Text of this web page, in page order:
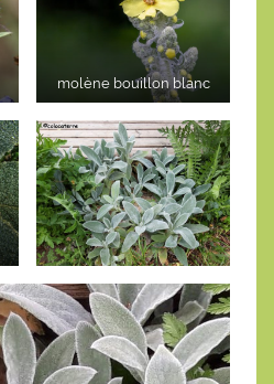
molène bouillon blanc